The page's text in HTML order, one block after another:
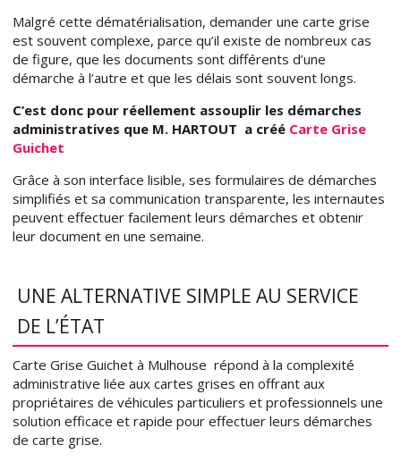
Malgré cette dématérialisation, demander une carte grise
est souvent complexe, parce qu’il existe de nombreux cas
de figure, que les documents sont différents d’une
démarche à l’autre et que les délais sont souvent longs.
C’est donc pour réellement assouplir les démarches
administratives que M. HARTOUT a créé Carte Grise
Guichet
Grâce à son interface lisible, ses formulaires de démarches
simplifiés et sa communication transparente, les internautes
peuvent effectuer facilement leurs démarches et obtenir
leur document en une semaine.
UNE ALTERNATIVE SIMPLE AU SERVICE
DE L’ÉTAT
Carte Grise Guichet à Mulhouse répond à la complexité
administrative liée aux cartes grises en offrant aux
propriétaires de véhicules particuliers et professionnels une
solution efficace et rapide pour effectuer leurs démarches
de carte grise.